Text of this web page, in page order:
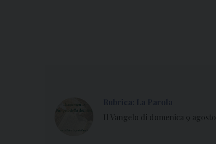
Il Vangelo di domenica 9 agosto